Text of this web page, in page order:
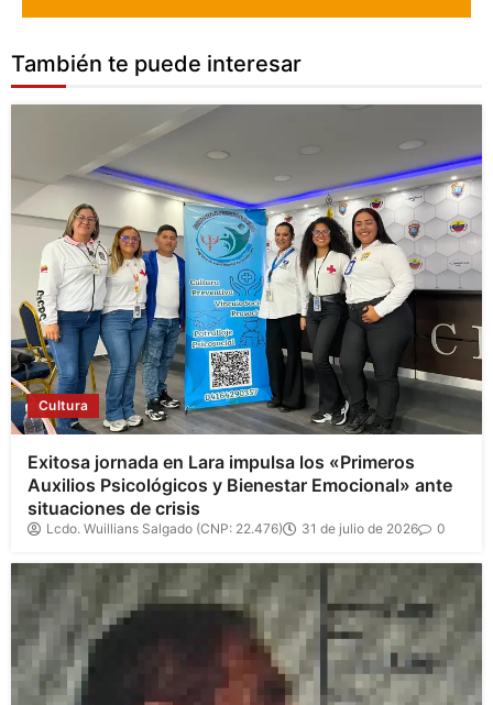
También te puede interesar
Cultura
Exitosa jornada en Lara impulsa los «Primeros
Auxilios Psicológicos y Bienestar Emocional» ante
situaciones de crisis
Lcdo. Wuillians Salgado (CNP: 22.476) 31 de julio de 2026 0